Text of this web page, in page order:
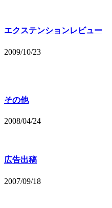
エクステンションレビュー
2009/10/23
その他
2008/04/24
広告出稿
2007/09/18